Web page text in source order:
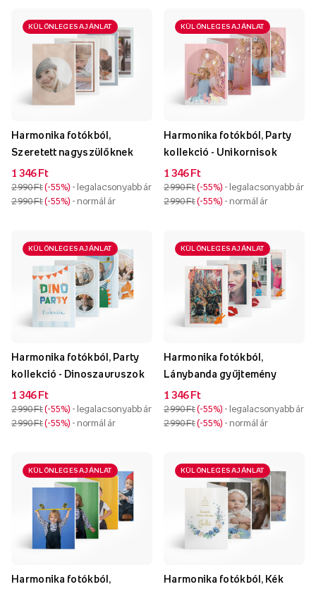
KÜLÖNLEGES AJÁNLAT
Harmonika fotókból,
Szeretett nagyszülőknek
1 346 Ft
2 990 Ft -55% - legalacsonyabb ár
2 990 Ft -55% - normál ár
KÜLÖNLEGES AJÁNLAT
Harmonika fotókból, Party
kollekció - Unikornisok
1 346 Ft
2 990 Ft -55% - legalacsonyabb ár
2 990 Ft -55% - normál ár
KÜLÖNLEGES AJÁNLAT
Harmonika fotókból, Party
kollekció - Dinoszauruszok
1 346 Ft
2 990 Ft -55% - legalacsonyabb ár
2 990 Ft -55% - normál ár
KÜLÖNLEGES AJÁNLAT
Harmonika fotókból,
Lánybanda gyűjtemény
1 346 Ft
2 990 Ft -55% - legalacsonyabb ár
2 990 Ft -55% - normál ár
KÜLÖNLEGES AJÁNLAT
Harmonika fotókból,
KÜLÖNLEGES AJÁNLAT
Harmonika fotókból, Kék